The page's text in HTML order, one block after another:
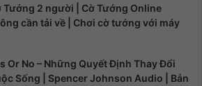
Tướng 2 người | Cờ Tướng Online
cần tải về | Chơi cờ tướng với máy
Or No – Những Quyết Định Thay Đổi
Sống | Spencer Johnson Audio | Bản